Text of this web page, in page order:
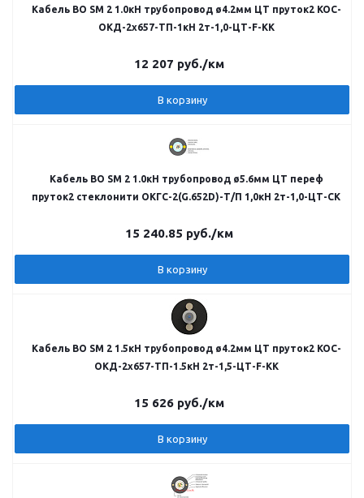
Кабель ВО SM 2 1.0кН трубопровод ø4.2мм ЦТ пруток2 КОС-
ОКД-2х657-ТП-1кН 2т-1,0-ЦТ-F-КК
12 207 руб./км
В корзину
Кабель ВО SM 2 1.0кН трубопровод ø5.6мм ЦТ переф
пруток2 стеклонити ОКГС-2(G.652D)-Т/П 1,0кН 2т-1,0-ЦТ-СК
15 240.85 руб./км
В корзину
Кабель ВО SM 2 1.5кН трубопровод ø4.2мм ЦТ пруток2 КОС-
ОКД-2х657-ТП-1.5кН 2т-1,5-ЦТ-F-КК
15 626 руб./км
В корзину